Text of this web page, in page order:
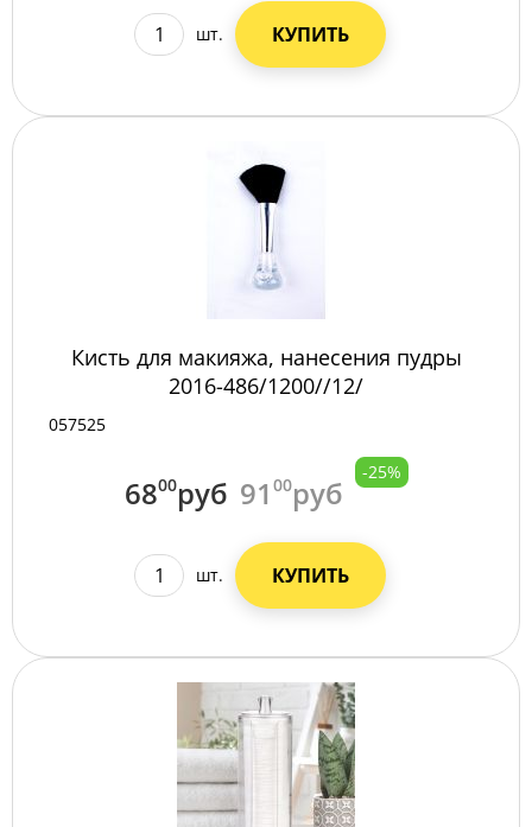
шт. КУПИТЬ
Кисть для макияжа, нанесения пудры
2016-486/1200//12/
057525
6800руб 91 00руб
-25%
шт. КУПИТЬ